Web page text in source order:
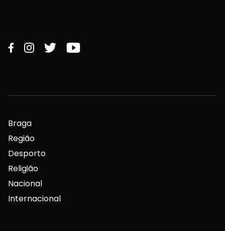
Braga
Região
Desporto
Religião
Nacional
Internacional